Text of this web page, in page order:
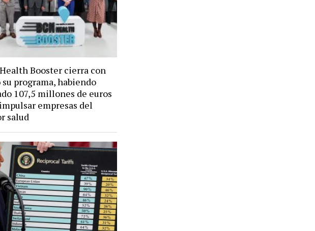
Booster cierra con
programa, habiendo
107,5 millones de euros
empresas del
salud